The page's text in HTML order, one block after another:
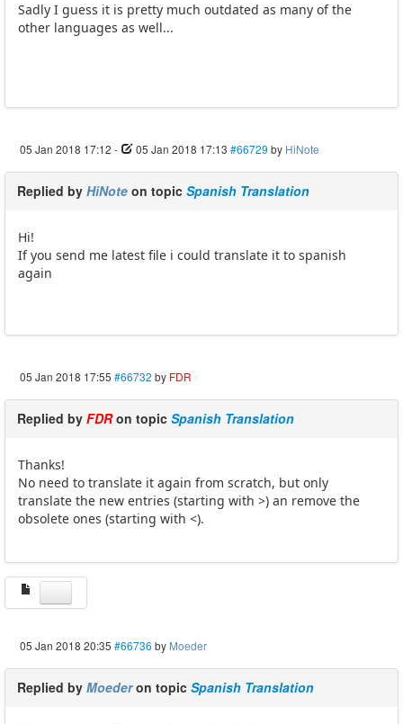
Sadly I guess it is pretty much outdated as many of the
other languages as well...
05 Jan 2018 17:12 - 05 Jan 2018 17:13 #66729 by HiNote
Replied by HiNote on topic Spanish Translation
Hi!
If you send me latest file i could translate it to spanish
again
05 Jan 2018 17:55 #66732 by FDR
Replied by FDRon topic Spanish Translation
Thanks!
No need to translate it again from scratch, but only
translate the new entries (starting with >) an remove the
obsolete ones (starting with <).
05 Jan 2018 20:35 #66736 by Moeder
Replied by Moederon topic Spanish Translation